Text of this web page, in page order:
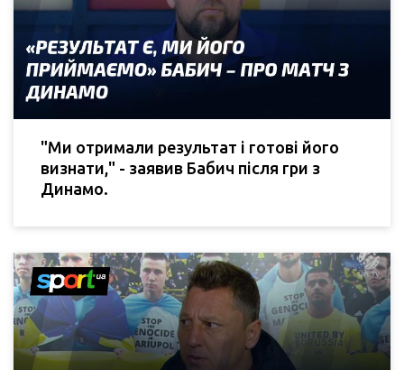
"Ми отримали результат і готові його
визнати," - заявив Бабич після гри з
Динамо.